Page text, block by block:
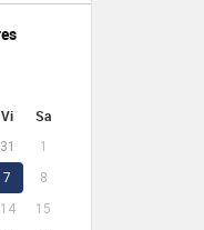
Vi Sa
31
1
7
8
14
15